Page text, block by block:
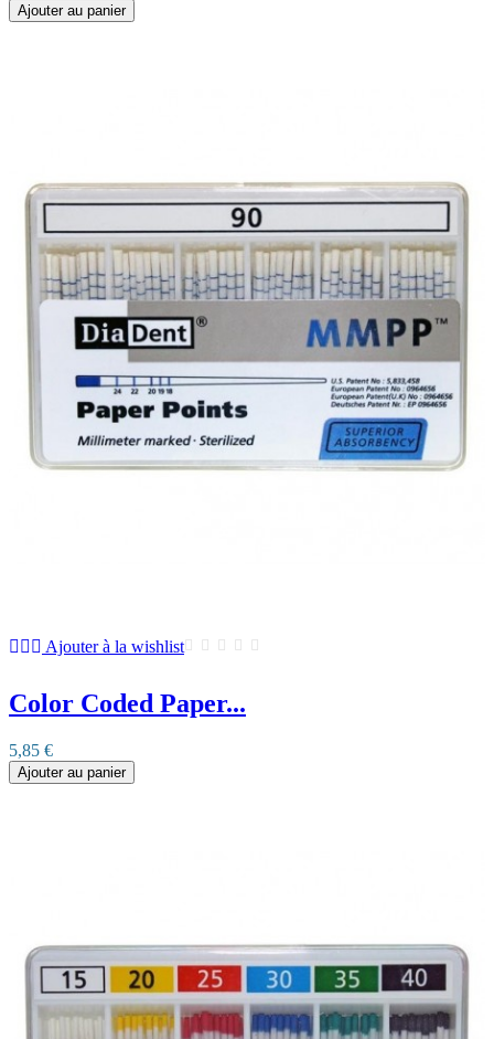
Ajouter au panier
Ajouter à la wishlist
Color Coded Paper...
5,85 €
Ajouter au panier